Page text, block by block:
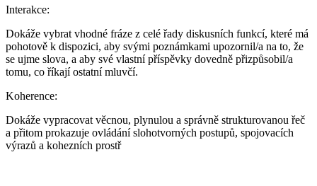
Interakce:
Dokáže vybrat vhodné fráze z celé řady diskusních funkcí, které má
pohotově k dispozici, aby svými poznámkami upozornil/a na to, že
se ujme slova, a aby své vlastní příspěvky dovedně přizpůsobil/a
tomu, co říkají ostatní mluvčí.
Koherence:
Dokáže vypracovat věcnou, plynulou a správně strukturovanou řeč
a přitom prokazuje ovládání slohotvorných postupů, spojovacích
výrazů a kohezních prostř